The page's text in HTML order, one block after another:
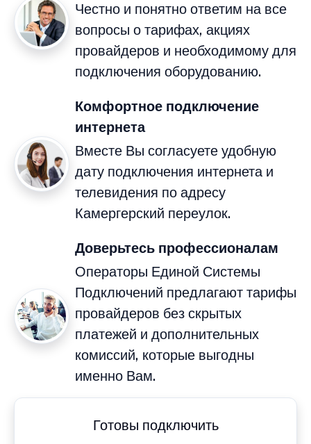
Честно и понятно ответим на все
вопросы о тарифах, акциях
провайдеров и необходимому для
подключения оборудованию.
Комфортное подключение
интернета
Вместе Вы согласуете удобную
дату подключения интернета и
телевидения по адресу
Камергерский переулок.
Доверьтесь профессионалам
Операторы Единой Системы
Подключений предлагают тарифы
провайдеров без скрытых
платежей и дополнительных
комиссий, которые выгодны
именно Вам.
Готовы подключить